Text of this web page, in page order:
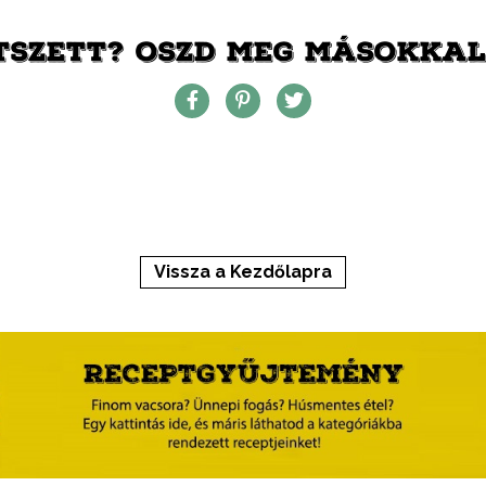
OSZD MEG
Vissza a Kezdőlapra